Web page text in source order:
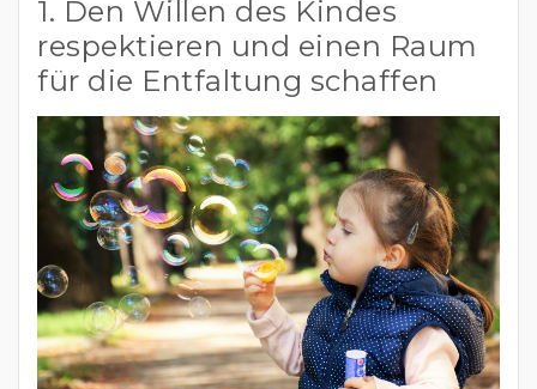
1. Den Willen des Kindes
respektieren und einen Raum
für die Entfaltung schaffen